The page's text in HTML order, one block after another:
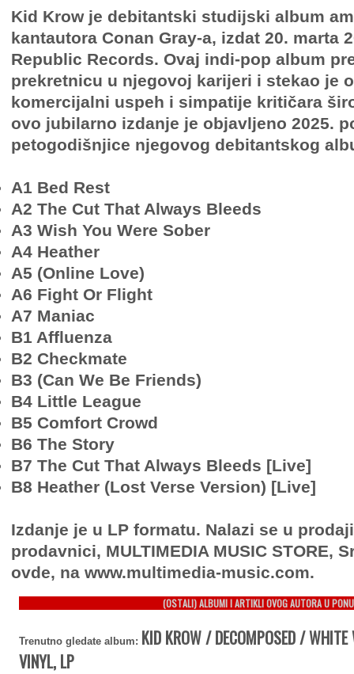
Kid Krow je debitantski studijski album
kantautora Conan Gray-a, izdat 20. marta
Republic Records. Ovaj indi-pop album
prekretnicu u njegovoj karijeri i stekao je
komercijalni uspeh i simpatije kritičara
ovo jubilarno izdanje je objavljeno 2025.
petogodišnjice njegovog debitantskog
A1 Bed Rest
A2 The Cut That Always Bleeds
A3 Wish You Were Sober
A4 Heather
A5 (Online Love)
A6 Fight Or Flight
A7 Maniac
B1 Affluenza
B2 Checkmate
B3 (Can We Be Friends)
B4 Little League
B5 Comfort Crowd
B6 The Story
B7 The Cut That Always Bleeds [Live]
B8 Heather (Lost Verse Version) [Live]
Izdanje je u LP formatu. Nalazi se u
prodavnici, MULTIMEDIA MUSIC STORE,
ovde, na www.multimedia-music.com.
(OSTALI) ALBUMI I ARTIKLI OVOG AUTORA U
Trenutno gledate album: KID KROW / DECOMPOSED /
VINYL, LP